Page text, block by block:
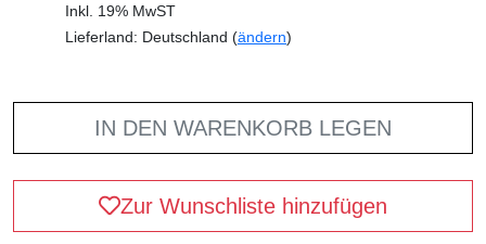
Inkl. 19% MwST
Lieferland: Deutschland (ändern)
IN DEN WARENKORB LEGEN
Zur Wunschliste hinzufügen